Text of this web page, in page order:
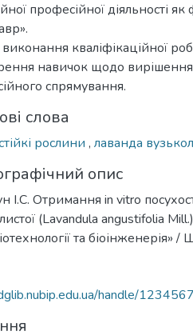
професійної діяльності
кваліфікаційної
навичок щодо вирішення
спрямування.
слова
рослини , лаванда
опис
І.С. Отримання in vitro
(Lavandula angustifolia
та біоінженерія»
handle/